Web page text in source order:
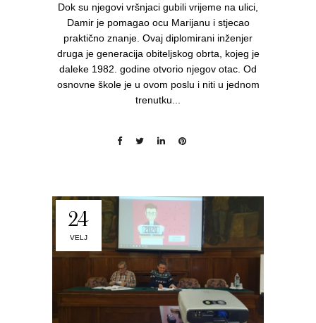
Dok su njegovi vršnjaci gubili vrijeme na ulici,
Damir je pomagao ocu Marijanu i stjecao
praktično znanje. Ovaj diplomirani inženjer
druga je generacija obiteljskog obrta, kojeg je
daleke 1982. godine otvorio njegov otac. Od
osnovne škole je u ovom poslu i niti u jednom
trenutku...
24
VELJ